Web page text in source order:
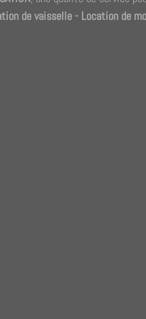
de vaisselle- Location de